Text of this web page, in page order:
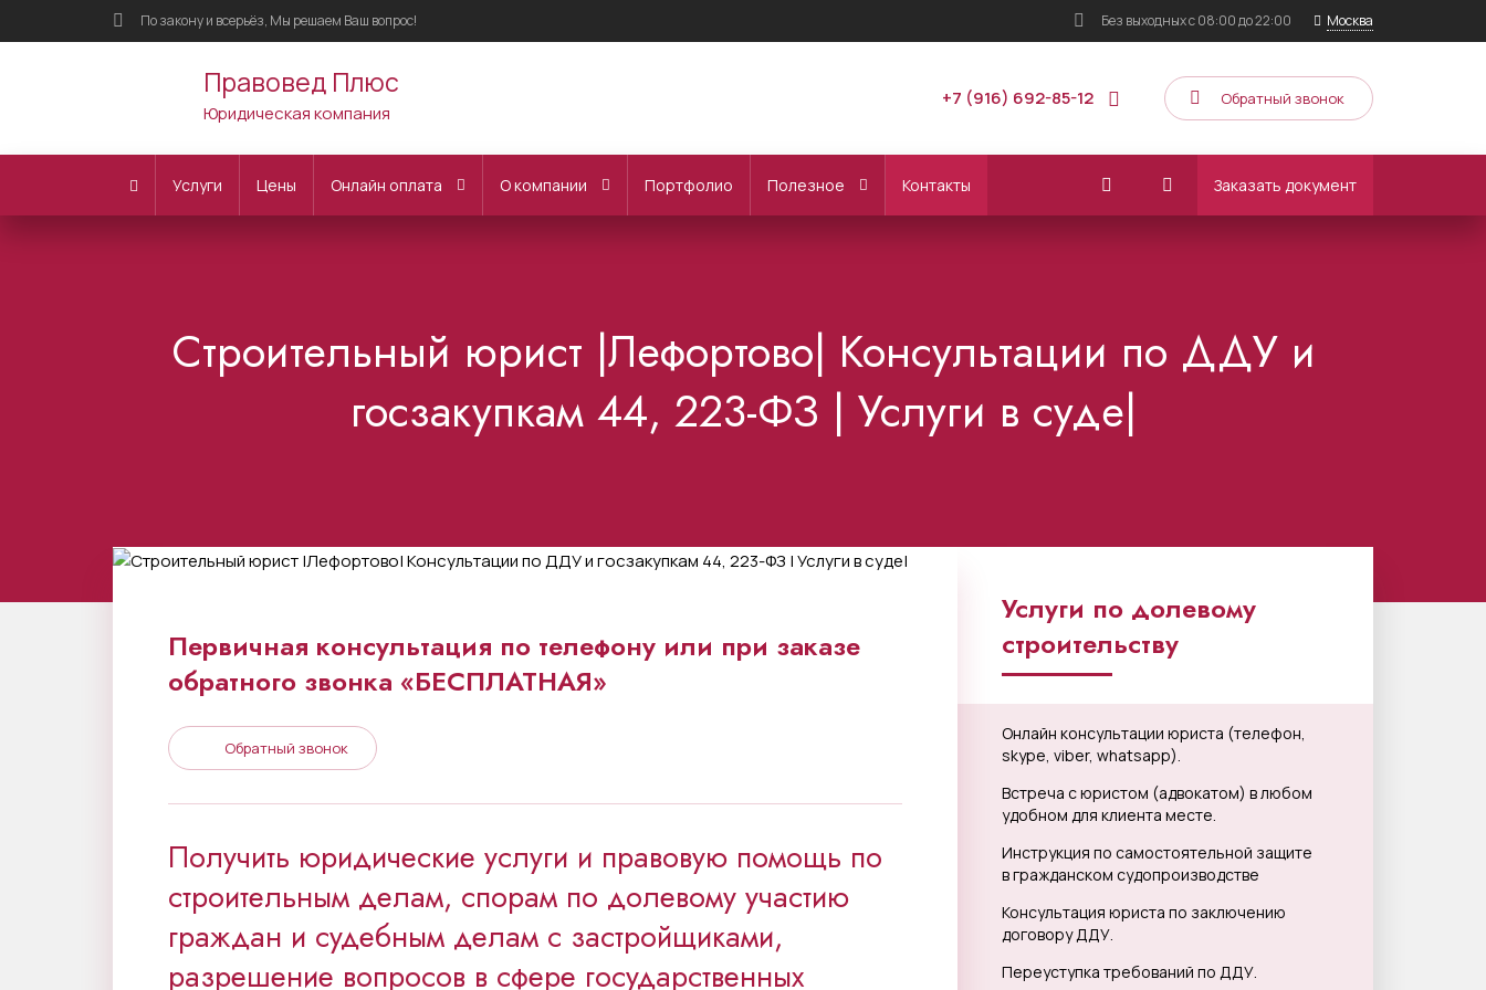
По закону и всерьёз, Мы решаем Ваш вопрос! Без выходныхс 08:00 до 22:00 Москва
Правовед Плюс
Юридическая компания
+7 (916) 692-85-12 Обратный звонок
Услуги Цены Онлайн оплата О компании Портфолио Полезное Контакты Заказать документ
Строительный юрист |Лефортово| Консультации по ДДУ и
госзакупкам 44, 223-ФЗ | Услуги в суде|
Первичная консультация по телефону или при заказе
обратного звонка «БЕСПЛАТНАЯ»
Обратный звонок
Получить юридические услуги и правовую помощь по
строительным делам, спорам по долевому участию
граждан и судебным делам с застройщиками,
разрешение вопросов в сфере государственных
Услуги по долевому
строительству
Онлайн консультации юриста (телефон,
skype, viber, whatsapp).
Встреча с юристом (адвокатом) в любом
удобном для клиента месте.
Инструкция по самостоятельной защите
в гражданском судопроизводстве
Консультация юриста по заключению
договору ДДУ.
Переуступка требований по ДДУ.